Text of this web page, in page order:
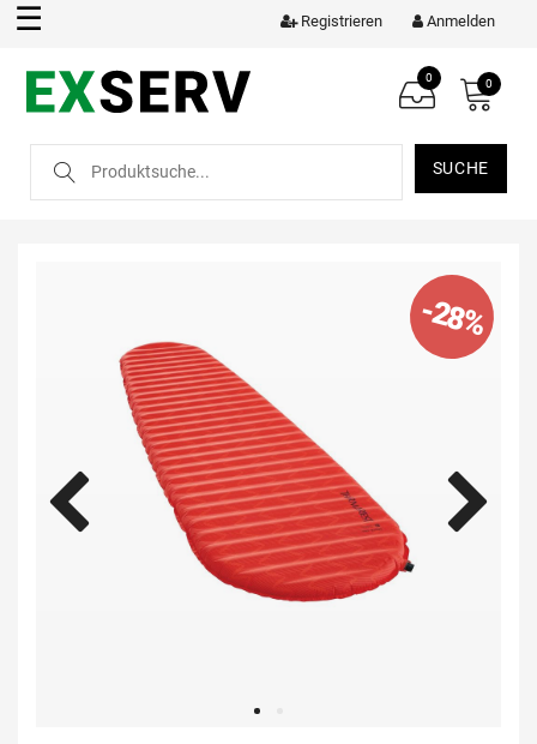
☰ Anmelden
Registrieren
SUCHE
0 0
-28%